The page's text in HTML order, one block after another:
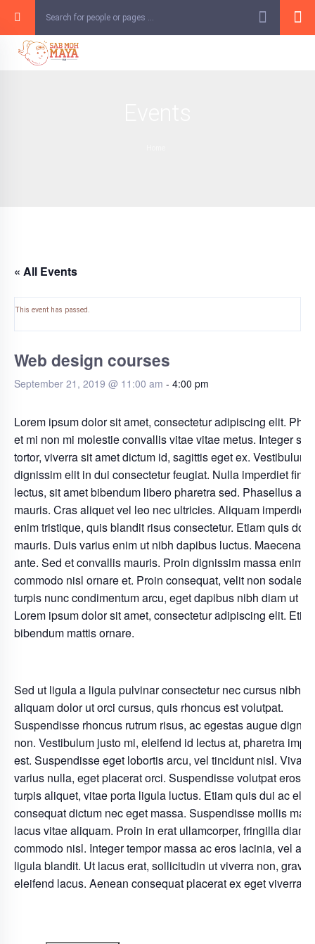
« All Events
This event has passed.
Web design courses
September 21, 2019 @ 11:00 am - 4:00 pm
Lorem ipsum dolor sit amet, consectetur adipiscing elit.
et mi non mi molestie convallis vitae vitae metus. Integer
tortor, viverra sit amet dictum id, sagittis eget ex. Vestibulum
dignissim elit in dui consectetur feugiat. Nulla imperdiet
lectus, sit amet bibendum libero pharetra sed. Phasellus at
mauris. Cras aliquet vel leo nec ultricies. Aliquam imperdiet
enim tristique, quis blandit risus consectetur. Etiam quis
mauris. Duis varius enim ut nibh dapibus luctus. Maecenas
ante. Sed et convallis mauris. Proin dignissim massa enim,
commodo nisl ornare et. Proin consequat, velit non sodales
turpis nunc condimentum arcu, eget dapibus nibh diam ut
Lorem ipsum dolor sit amet, consectetur adipiscing elit.
bibendum mattis ornare.
Sed ut ligula a ligula pulvinar consectetur nec cursus nibh.
aliquam dolor ut orci cursus, quis rhoncus est volutpat.
Suspendisse rhoncus rutrum risus, ac egestas augue
non. Vestibulum justo mi, eleifend id lectus at, pharetra
est. Suspendisse eget lobortis arcu, vel tincidunt nisl.
varius nulla, eget placerat orci. Suspendisse volutpat eros
turpis aliquet, vitae porta ligula luctus. Etiam quis dui ac elit
consequat dictum nec eget massa. Suspendisse mollis
lacus vitae aliquam. Proin in erat ullamcorper, fringilla diam
commodo nisl. Integer tempor massa ac eros lacinia, vel
ligula blandit. Ut lacus erat, sollicitudin ut viverra non,
eleifend lacus. Aenean consequat placerat ex eget viverra.